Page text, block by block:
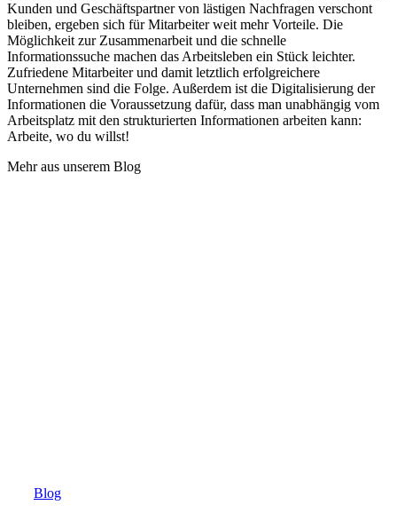
Kunden und Geschäftspartner von lästigen Nachfragen verschont
bleiben, ergeben sich für Mitarbeiter weit mehr Vorteile. Die
Möglichkeit zur Zusammenarbeit und die schnelle
Informationssuche machen das Arbeitsleben ein Stück leichter.
Zufriedene Mitarbeiter und damit letztlich erfolgreichere
Unternehmen sind die Folge. Außerdem ist die Digitalisierung der
Informationen die Voraussetzung dafür, dass man unabhängig vom
Arbeitsplatz mit den strukturierten Informationen arbeiten kann:
Arbeite, wo du willst!
Mehr aus unserem Blog
Blog